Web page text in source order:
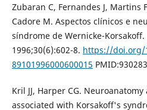
Zubaran C, Fernandes J, Martins
Cadore M. Aspectos clínicos e
síndrome de Wernicke-Korsakoff.
1996;30(6):602-8. https://doi.org/
89101996000600015
Kril JJ, Harper CG.
associated with Korsakoff's